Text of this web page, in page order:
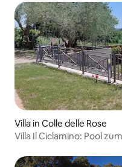
Villa in Colle delle Rose
Villa Il Ciclamino: Pool